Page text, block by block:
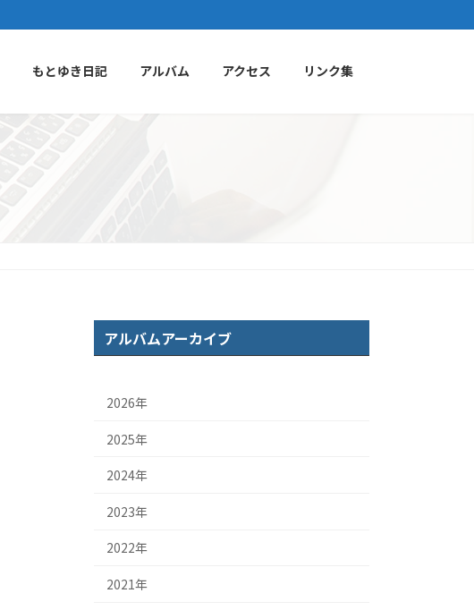
もとゆき日記 アルバム アクセス リンク集
アルバムアーカイブ
2026年
2025年
2024年
2023年
2022年
2021年